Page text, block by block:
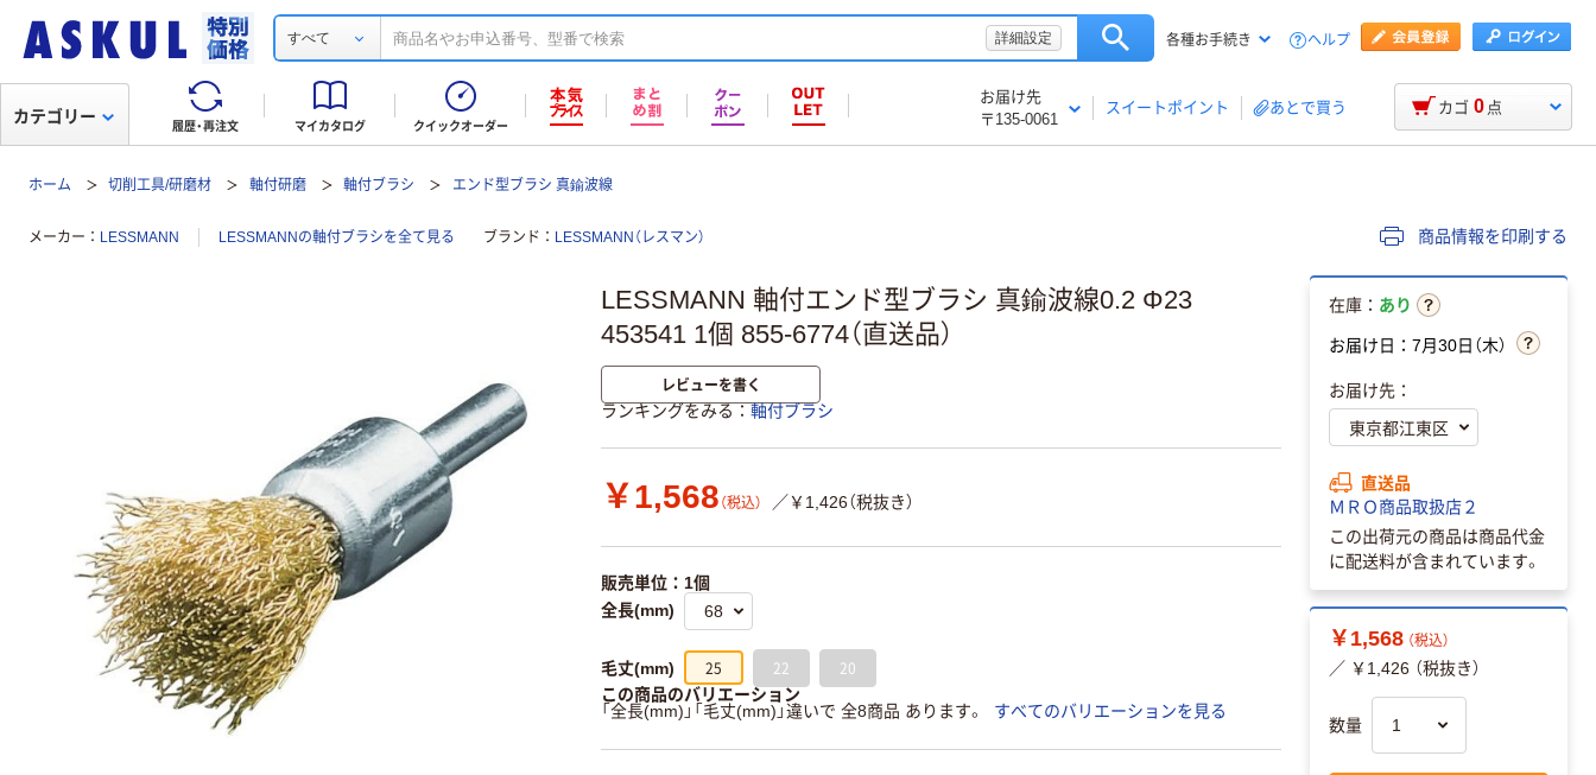
すべて 詳細設定 各種お手続き ヘルプ
履歴・再注文 マイカタログ クイックオーダー
お届け先
〒135-0061
スイートポイント あとで買う
カテゴリー カゴ 0 点
ホーム 切削工具/研磨材 軸付研磨 軸付ブラシ エンド型ブラシ 真鍮波線
メーカー LESSMANN LESSMANNの軸付ブラシを全て見る ブランド LESSMANN（レスマン） 商品情報を印刷する
LESSMANN 軸付エンド型ブラシ 真鍮波線0.2 Φ23
453541 1個 855-6774（直送品）
レビューを書く
ランキングをみる 軸付ブラシ
￥1,568 （税込） ／￥1,426（税抜き）
販売単位：1個
全長(mm)
毛丈(mm) 25 22 20
この商品のバリエーション
「全長(mm)」「毛丈(mm)」違いで 全8商品 あります。
すべてのバリエーションを見る
在庫： あり
お届け日：7月30日（木）
お届け先：
直送品
ＭＲＯ商品取扱店２
この出荷元の商品は商品代金
に配送料が含まれています。
￥1,568 （税込）
／ ￥1,426 （税抜き）
数量